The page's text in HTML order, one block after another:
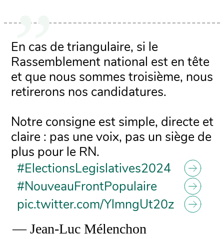
En cas de triangulaire, si le
Rassemblement national est en tête
et que nous sommes troisième, nous
retirerons nos candidatures.
Notre consigne est simple, directe et
claire : pas une voix, pas un siège de
plus pour le RN.
#ElectionsLegislatives2024
#NouveauFrontPopulaire
pic.twitter.com/YlmngUt20z
— Jean-Luc Mélenchon